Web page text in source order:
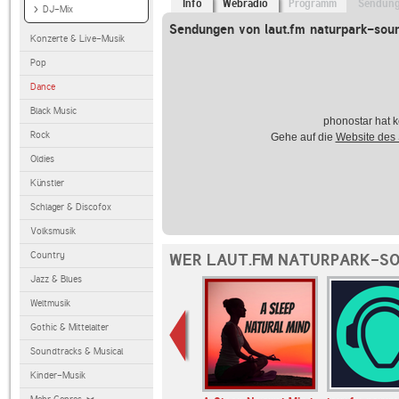
DJ-Mix
Konzerte & Live-Musik
Pop
Dance
Black Music
Rock
Oldies
Künstler
Schlager & Discofox
Volksmusik
Country
Jazz & Blues
Weltmusik
Gothic & Mittelalter
Soundtracks & Musical
Kinder-Musik
Info Webradio Programm
Sendungen von laut.fm naturpark-
phonostar hat
Gehe auf die Website des
WER LAUT.FM NATURPARK-